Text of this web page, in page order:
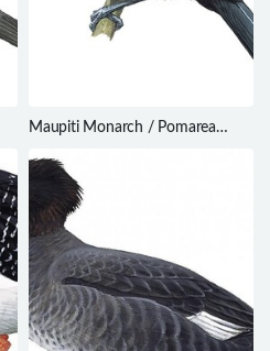
Maupiti Monarch / Pomarea